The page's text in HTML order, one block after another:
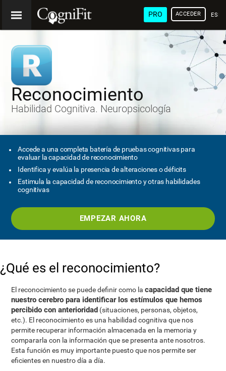
PRO ACCEDER
Reconocimiento
Habilidad Cognitiva. Neuropsicología
Accede a una completa batería de pruebas cognitivas para
evaluar la capacidad de reconocimiento
Identifica y evalúa la presencia de alteraciones o déficits
Estimula la capacidad de reconocimiento y otras habilidades
cognitivas
EMPEZAR AHORA
¿Qué es el reconocimiento?
El reconocimiento se puede definir como lacapacidad que tiene
nuestro cerebro para identificar los estímulos que hemos
percibido con anterioridad (situaciones, personas, objetos,
etc.). El reconocimiento es una habilidad cognitiva que nos
permite recuperar información almacenada en la memoria y
compararla con la información que se presenta ante nosotros.
Esta función es muy importante puesto que nos permite ser
eficientes en nuestro día a día.